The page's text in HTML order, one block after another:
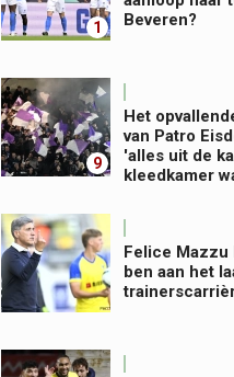
1
Beveren?
9
Het
van Patro
'alles uit de
kleedkamer
Felice Mazzu
ben aan het